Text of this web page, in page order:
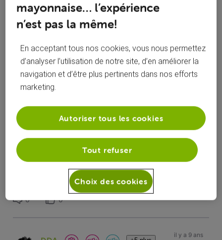
Malheureusement, il n'est pas possible de visionner un
programme enregistré d'une box à l'autre et il n'est pas
ont un système de cryptage lié individuellement à chaque
box.
Cordialement.
Je suis capable du meilleur et du pire. Mais, dans le pire, c'est moi le
meilleur !
0 0
il y a 9 ans
mayonnaise… l’expérience
n’est pas la même!
En acceptant tous nos cookies, vous nous permettez
d’analyser l’utilisation de notre site, d’en améliorer la
navigation et d’être plus pertinents dans nos efforts
marketing.
Tout refuser
Autoriser tous les cookies
Choix des cookies